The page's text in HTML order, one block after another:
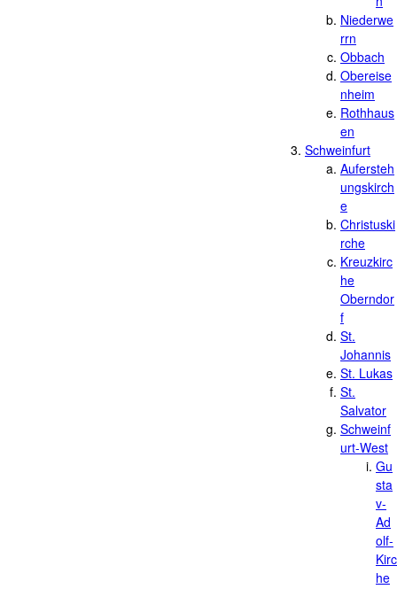
Niederwe
rrn
Obbach
Obereise
nheim
Rothhaus
en
Schweinfurt
Aufersteh
ungskirch
e
Christuski
rche
Kreuzkirc
he
Oberndor
f
St.
Johannis
St. Lukas
St.
Salvator
Schweinf
urt-West
Gu
sta
v-
Ad
olf-
Kirc
he